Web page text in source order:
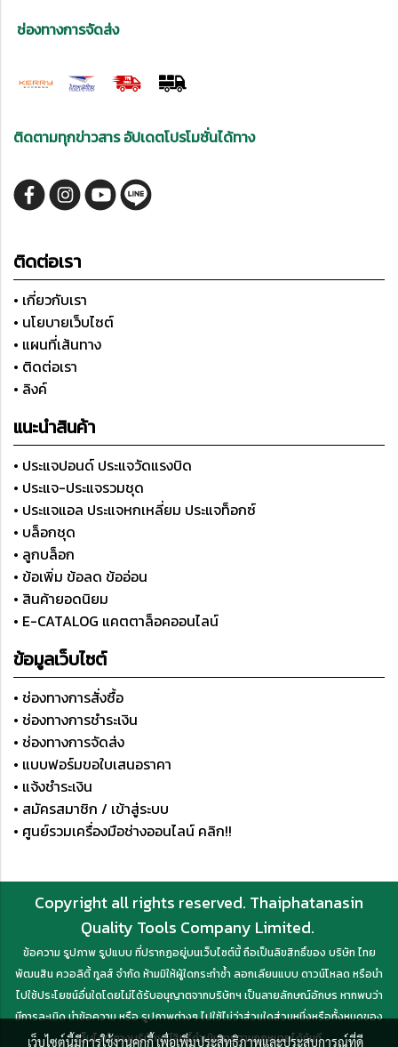
ช่องทางการจัดส่ง
ติดตามทุกข่าวสาร อัปเดตโปรโมชั่นได้ทาง
ติดต่อเรา
• เกี่ยวกับเรา
• นโยบายเว็บไซต์
• แผนที่เส้นทาง
• ติดต่อเรา
• ลิงค์
แนะนำสินค้า
• ประแจปอนด์ ประแจวัดแรงบิด
• ประแจ-ประแจรวมชุด
• ประแจแอล ประแจหกเหลี่ยม ประแจท็อกซ์
• บล็อกชุด
• ลูกบล็อก
• ข้อเพิ่ม ข้อลด ข้ออ่อน
• สินค้ายอดนิยม
• E-CATALOG แคตตาล็อคออนไลน์
ข้อมูลเว็บไซต์
• ช่องทางการสั่งซื้อ
• ช่องทางการชำระเงิน
• ช่องทางการจัดส่ง
• แบบฟอร์มขอใบเสนอราคา
• แจ้งชำระเงิน
• สมัครสมาชิก / เข้าสู่ระบบ
• ศูนย์รวมเครื่องมือช่างออนไลน์ คลิก!!
Copyright all rights reserved. Thaiphatanasin
Quality Tools Company Limited.
ข้อความ รูปภาพ รูปแบบ ที่ปรากฏอยู่บนเว็บไซต์นี้ ถือเป็นลิขสิทธิ์ของ บริษัท ไทย
พัฒนสิน ควอลิตี้ ทูลส์ จำกัด ห้ามมิให้ผู้ใดกระทำซ้ำ ลอกเลียนแบบ ดาวน์โหลด หรือนำ
ไปใช้ประโยชน์อื่นใดโดยไม่ได้รับอนุญาตจากบริษัทฯ เป็นลายลักษณ์อักษร หากพบว่า
มีการละเมิด นำข้อความ หรือ รูปภาพต่างๆ ไปใช้ไม่ว่าส่วนใดส่วนหนึ่งหรือทั้งหมดของ
เว็บไซต์ ทางบริษัทฯ มีสิทธิ์ดำเนินการตามกฎหมายได้ทันที
เว็บไซต์นี้มีการใช้งานคุกกี้ เพื่อเพิ่มประสิทธิภาพและประสบการณ์ที่ดี